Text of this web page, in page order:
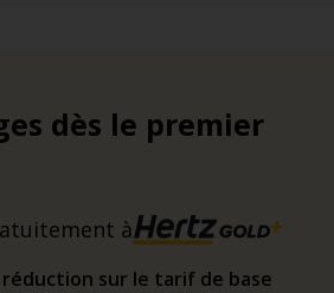
dès le premier
à
réduction sur le tarif de base